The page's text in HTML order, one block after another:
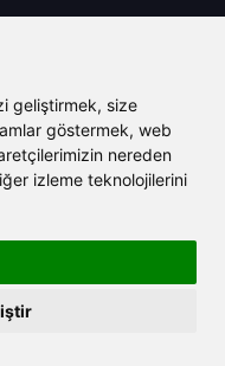
geliştirmek, size
göstermek, web
nereden
izleme teknolojilerini